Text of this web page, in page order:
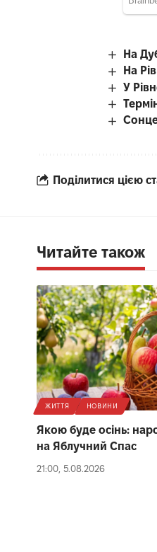
На
На
У
Поділитися цією
Читайте також
ЖИТТЯ НОВИНИ
Якою буде осінь:
на Яблучний Спас
21:00, 5.08.2026